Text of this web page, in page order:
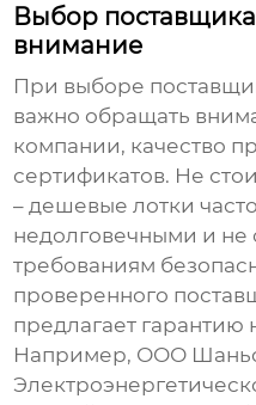
Выбор
внимание
При выборе
важно обращать
компании, качество
сертификатов. Не
– дешевые лотки
недолговечными и не
требованиям
проверенного
предлагает
Например, ООО